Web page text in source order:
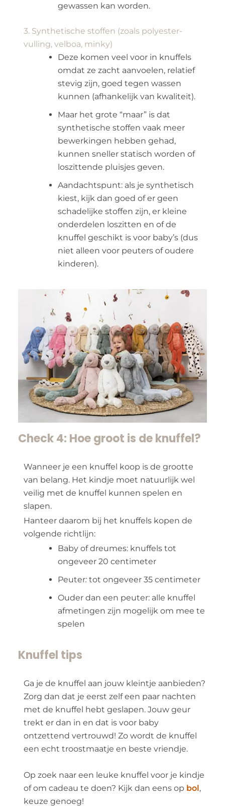
gewassen kan worden.
3. Synthetische stoffen (zoals polyester-
vulling, velboa, minky)
Deze komen veel voor in knuffels
omdat ze zacht aanvoelen, relatief
stevig zijn, goed tegen wassen
kunnen (afhankelijk van kwaliteit).
Maar het grote “maar” is dat
synthetische stoffen vaak meer
bewerkingen hebben gehad,
kunnen sneller statisch worden of
loszittende pluisjes geven.
Aandachtspunt: als je synthetisch
kiest, kijk dan goed of er geen
schadelijke stoffen zijn, er kleine
onderdelen loszitten en of de
knuffel geschikt is voor baby’s (dus
niet alleen voor peuters of oudere
kinderen).
Check 4: Hoe groot is de knuffel?
Wanneer je een knuffel koop is de grootte
van belang. Het kindje moet natuurlijk wel
veilig met de knuffel kunnen spelen en
slapen.
Hanteer daarom bij het knuffels kopen de
volgende richtlijn:
Baby of dreumes: knuffels tot
ongeveer 20 centimeter
Peuter:tot ongeveer 35 centimeter
Ouder dan een peuter: alle knuffel
afmetingen zijn mogelijk om mee te
spelen
Knuffel tips
Ga je de knuffel aan jouw kleintje aanbieden?
Zorg dan dat je eerst zelf een paar nachten
met de knuffel hebt geslapen. Jouw geur
trekt er dan in en dat is voor baby
ontzettend vertrouwd! Zo wordt de knuffel
een echt troostmaatje en beste vriendje.
Op zoek naar een leuke knuffel voor je kindje
of om cadeau te doen? Kijk dan eens op bol,
keuze genoeg!